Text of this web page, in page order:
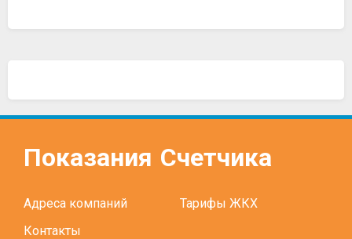
Показания Счетчика
Адреса компаний
Тарифы ЖКХ
Контакты